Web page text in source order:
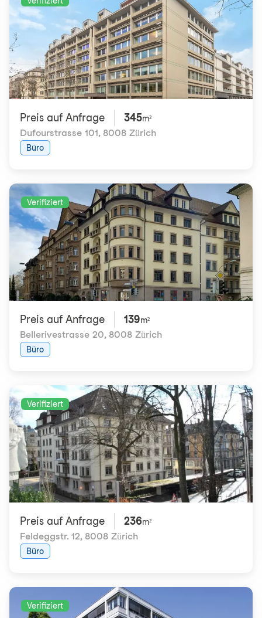
Preis auf Anfrage 345m²
Dufourstrasse 101, 8008 Zürich
Büro
Verifiziert
Preis auf Anfrage 139m²
Bellerivestrasse 20, 8008 Zürich
Büro
Verifiziert
Preis auf Anfrage 236m²
Feldeggstr. 12, 8008 Zürich
Büro
Verifiziert